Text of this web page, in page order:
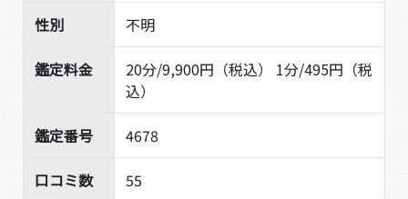
性別 不明
鑑定料金
20分/9,900円（税込） 1分/495円（税
込）
鑑定番号 4678
口コミ数 55